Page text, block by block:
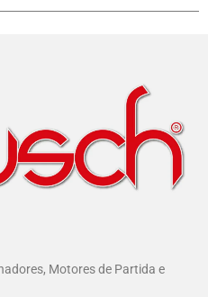
Motores de Partida e